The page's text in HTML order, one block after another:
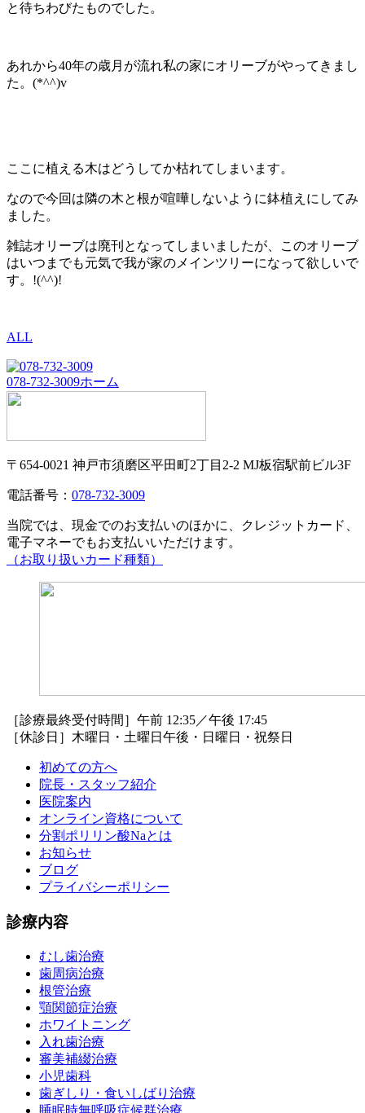
と待ちわびたものでした。
あれから40年の歳月が流れ私の家にオリーブがやってきまし
た。(*^^)v
ここに植える木はどうしてか枯れてしまいます。
なので今回は隣の木と根が喧嘩しないように鉢植えにしてみ
ました。
雑誌オリーブは廃刊となってしまいましたが、このオリーブ
はいつまでも元気で我が家のメインツリーになって欲しいで
す。!(^^)!
ALL
078-732-3009ホーム
〒654-0021 神戸市須磨区平田町2丁目2-2 MJ板宿駅前ビル3F
電話番号： 078-732-3009
当院では、現金でのお支払いのほかに、クレジットカード、
電子マネーでもお支払いいただけます。
（お取り扱いカード種類）
［診療最終受付時間］午前 12:35／午後 17:45
［休診日］木曜日・土曜日午後・日曜日・祝祭日
初めての方へ
院長・スタッフ紹介
医院案内
オンライン資格について
分割ポリリン酸Naとは
お知らせ
ブログ
プライバシーポリシー
診療内容
むし歯治療
歯周病治療
根管治療
顎関節症治療
ホワイトニング
入れ歯治療
審美補綴治療
小児歯科
歯ぎしり・食いしばり治療
睡眠時無呼吸症候群治療